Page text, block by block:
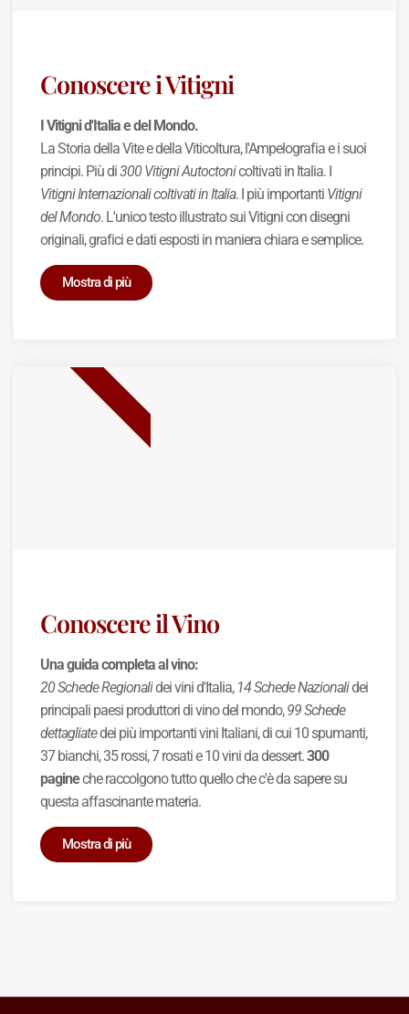
Conoscere i Vitigni
I Vitigni d'Italia e del Mondo.
La Storia della Vite e della Viticoltura, l'Ampelografia e i suoi
principi. Più di300 Vitigni Autoctonicoltivati in Italia. I
Vitigni Internazionali coltivati in Italia. I più importanti Vitigni
del Mondo. L'unico testo illustrato sui Vitigni con disegni
originali, grafici e dati esposti in maniera chiara e semplice.
Mostra di più
Conoscere il Vino
Una guida completa al vino:
20 Schede Regionalidei vini d'Italia, 14 Schede Nazionalidei
principali paesi produttori di vino del mondo,99 Schede
dettagliatedei più importanti vini Italiani, di cui 10 spumanti,
37 bianchi, 35 rossi, 7 rosati e 10 vini da dessert.300
pagineche raccolgono tutto quello che c'è da sapere su
questa affascinante materia.
Mostra di più
BEST SELLER